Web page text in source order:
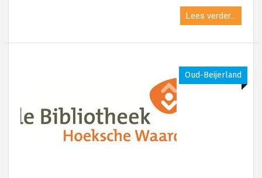
Lees verder...
Oud-Beijerland